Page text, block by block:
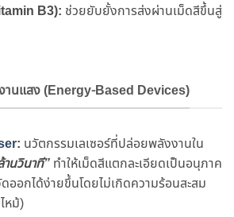
B3): ช่วยยับยั้งการส่งผ่านเม็ดสีขึ้นสู่
งานแสง (Energy-Based Devices)
นวัตกรรมเลเซอร์ที่ปล่อยพลังงานใน
นวินาที”ทำให้เม็ดสีแตกละเอียดเป็นอนุภาค
ออกได้ง่ายขึ้นโดยไม่เกิดความร้อนสะสม
หม้)